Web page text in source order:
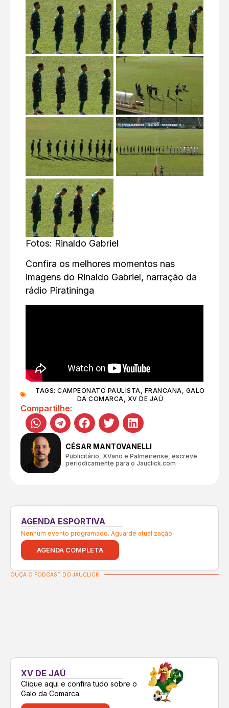
Fotos: Rinaldo Gabriel
Confira os melhores momentos nas
imagens do Rinaldo Gabriel, narração da
rádio Piratininga
TAGS:CAMPEONATO PAULISTA FRANCANA GALO
DA COMARCA
XV DE JAÚ
Compartilhe:
CÉSAR MANTOVANELLI
Publicitário, XVano e Palmeirense, escreve
periodicamente para o Jauclick.com
AGENDA ESPORTIVA
Nenhum evento programado. Aguarde atualização
AGENDA COMPLETA
OUÇA O PODCAST DO JAUCLICK
XV DE JAÚ
Clique aqui e confira tudo sobre o
Galo da Comarca.